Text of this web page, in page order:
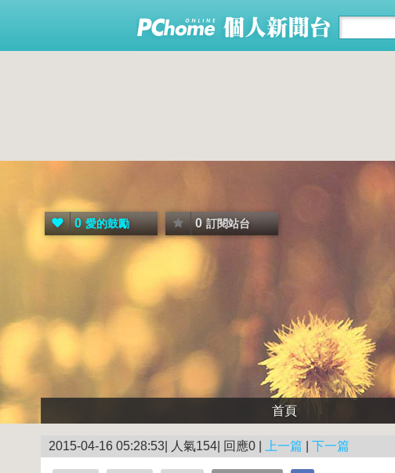
0 愛的鼓勵 0 訂閱站台
首頁
2015-04-16 05:28:53| 人氣154| 回應0 | 上一篇 下一篇